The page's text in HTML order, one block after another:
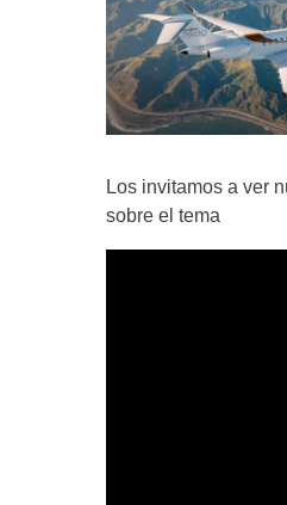
Los invitamos a ver
sobre el tema